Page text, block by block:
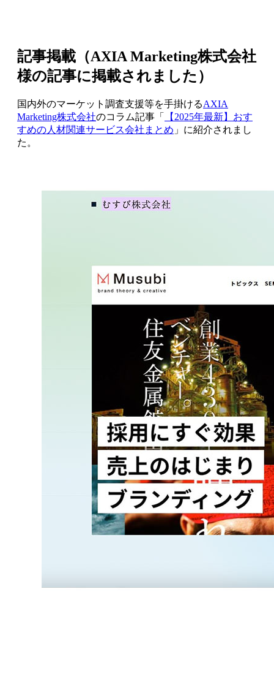
記事掲載（AXIA Marketing株式会社
様の記事に掲載されました）
国内外のマーケット調査支援等を手掛けるAXIA
Marketing株式会社のコラム記事「
【2025年最新】おす
すめの人材関連サービス会社まとめ 」に紹介されまし
た。